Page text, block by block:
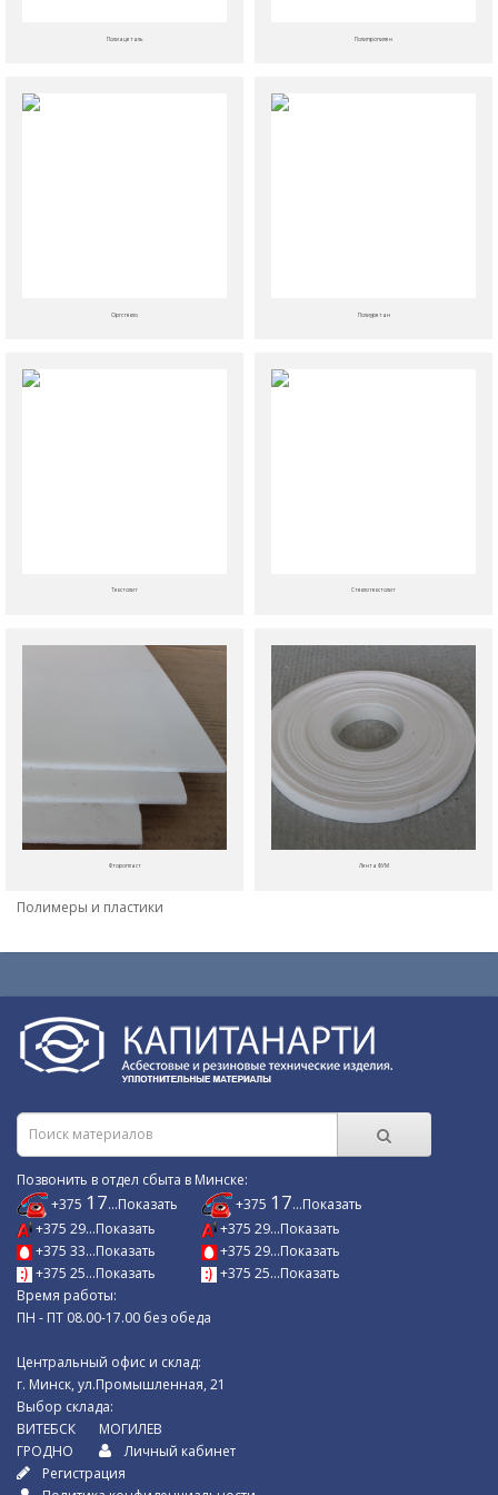
Полиацеталь Полипропилен
Оргстекло Полиуретан
Текстолит Стеклотекстолит
Фторопласт Лента ФУМ
Полимеры и пластики
Позвонить в отдел сбыта в Минске:
+375 17...Показать
+375 29...Показать
+375 33...Показать
+375 25...Показать
+375 17...Показать
+375 29...Показать
+375 29...Показать
+375 25...Показать
Время работы:
ПН - ПТ 08.00-17.00 без обеда
Центральный офис и склад:
г. Минск, ул.Промышленная, 21
Выбор склада:
ВИТЕБСК
ГРОДНО
МОГИЛЕВ
Личный кабинет
Регистрация